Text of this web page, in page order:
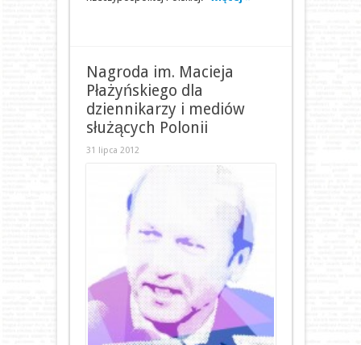
Nagroda im. Macieja
Płażyńskiego dla
dziennikarzy i mediów
służących Polonii
31 lipca 2012